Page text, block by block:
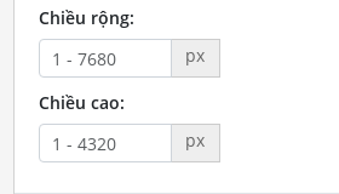
Chiều rộng:
px
Chiều cao:
px